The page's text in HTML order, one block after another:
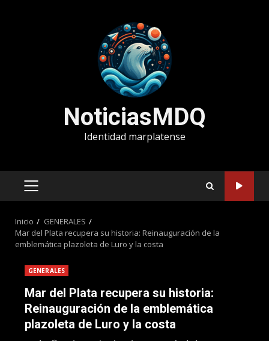
NoticiasMDQ
Identidad marplatense
MENÚ
Inicio
GENERALES
Mar del Plata recupera su historia: Reinauguración de la
emblemática plazoleta de Luro y la costa
GENERALES
Mar del Plata recupera su historia:
Reinauguración de la emblemática
plazoleta de Luro y la costa